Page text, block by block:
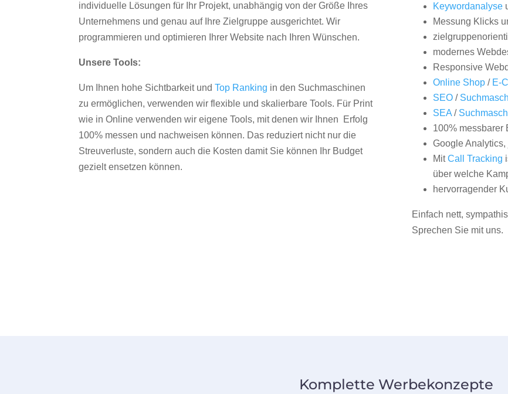
individuelle Lösungen für Ihr Projekt, unabhängig von der Größe Ihres
Unternehmens und genau auf Ihre Zielgruppe ausgerichtet. Wir
programmieren und optimieren Ihrer Website nach Ihren Wünschen.
Unsere Tools:
Um Ihnen hohe Sichtbarkeit undTop Ranking in den Suchmaschinen
zu ermöglichen, verwenden wir flexible und skalierbare Tools. Für Print
wie in Online verwenden wir eigene Tools, mit denen wir Ihnen Erfolg
100% messen und nachweisen können. Das reduziert nicht nur die
Streuverluste, sondern auch die Kosten damit Sie können Ihr Budget
gezielt ensetzen können.
Keywordanalyse
Messung Klicks
modernes
Responsive
Online Shop/ E-
SEO/
SEA/
100% messbarer
Google
MitCall Tracking
über welche
hervorragender
Einfach nett,
Sprechen Sie mit uns.
Komplette Werbekonzepte